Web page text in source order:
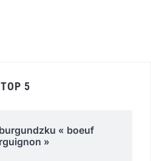
TOP 5
« boeuf
»